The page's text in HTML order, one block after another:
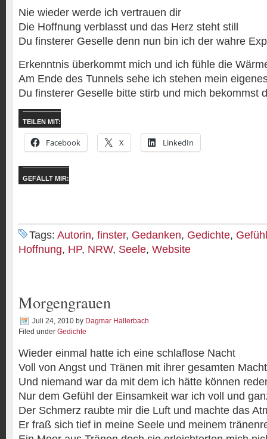
Nie wieder werde ich vertrauen dir
Die Hoffnung verblasst und das Herz steht still
Du finsterer Geselle denn nun bin ich der wahre
Erkenntnis überkommt mich und ich fühle die
Am Ende des Tunnels sehe ich stehen mein
Du finsterer Geselle bitte stirb und mich bekommst
TEILEN MIT:
Facebook X LinkedIn
GEFÄLLT MIR:
Tags: Autorin, finster, Gedanken, Gedichte,
Hoffnung, HP, NRW, Seele, Website
Morgengrauen
Juli 24, 2010 by Dagmar Hallerbach
Filed under Gedichte
Wieder einmal hatte ich eine schlaflose Nacht
Voll von Angst und Tränen mit ihrer gesamten Macht
Und niemand war da mit dem ich hätte können
Nur dem Gefühl der Einsamkeit war ich voll und
Der Schmerz raubte mir die Luft und machte das
Er fraß sich tief in meine Seele und meinem